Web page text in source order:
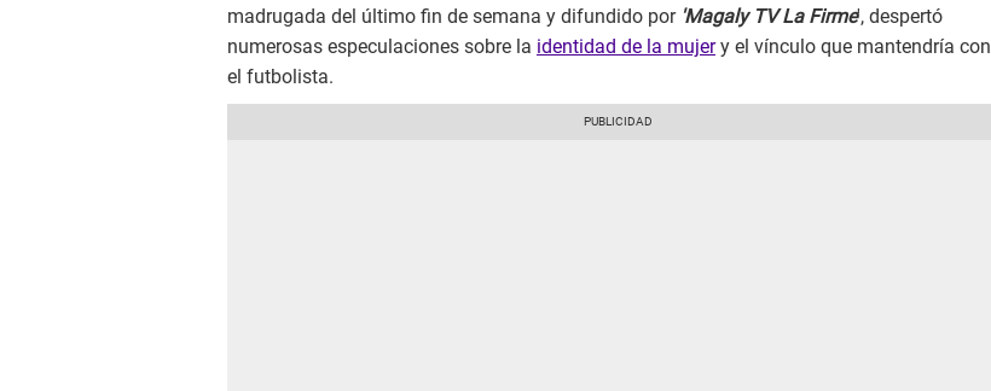
madrugada del último fin de semana y difundido por 'Magaly TV La Firme', despertó
numerosas especulaciones sobre la identidad de la mujery el vínculo que mantendría con
el futbolista.